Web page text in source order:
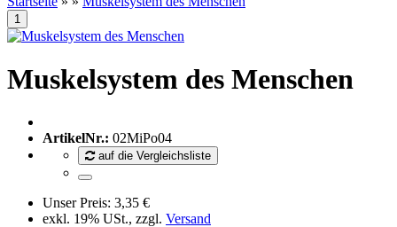
Muskelsystem des Menschen
ArtikelNr.: 02MiPo04
auf die Vergleichsliste
Unser Preis: 3,35 €
exkl. 19% USt., zzgl. Versand